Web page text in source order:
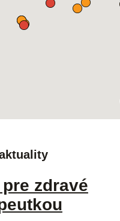
zdravé